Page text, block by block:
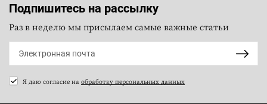
Подпишитесь на рассылку
Раз в неделю мы присылаем самые важные статьи
Я даю согласие на обработку персональных данных